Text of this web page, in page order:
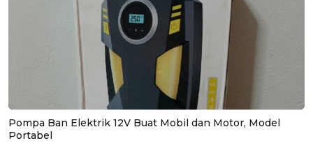
Pompa Ban Elektrik 12V Buat Mobil dan Motor, Model
Portabel